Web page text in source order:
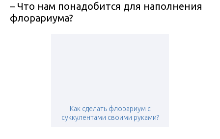
– Что нам понадобится для наполнения
флорариума?
Как сделать флорариум с
суккулентами своими руками?